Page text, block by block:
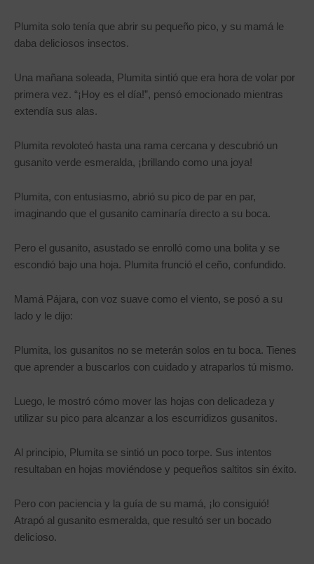
Plumita solo tenía que abrir su pequeño pico, y su mamá le
daba deliciosos insectos.
Una mañana soleada, Plumita sintió que era hora de volar por
primera vez. “¡Hoy es el día!”, pensó emocionado mientras
extendía sus alas.
Plumita revoloteó hasta una rama cercana y descubrió un
gusanito verde esmeralda, ¡brillando como una joya!
Plumita, con entusiasmo, abrió su pico de par en par,
imaginando que el gusanito caminaría directo a su boca.
Pero el gusanito, asustado se enrolló como una bolita y se
escondió bajo una hoja. Plumita frunció el ceño, confundido.
Mamá Pájara, con voz suave como el viento, se posó a su
lado y le dijo:
Plumita, los gusanitos no se meterán solos en tu boca. Tienes
que aprender a buscarlos con cuidado y atraparlos tú mismo.
Luego, le mostró cómo mover las hojas con delicadeza y
utilizar su pico para alcanzar a los escurridizos gusanitos.
Al principio, Plumita se sintió un poco torpe. Sus intentos
resultaban en hojas moviéndose y pequeños saltitos sin éxito.
Pero con paciencia y la guía de su mamá, ¡lo consiguió!
Atrapó al gusanito esmeralda, que resultó ser un bocado
delicioso.